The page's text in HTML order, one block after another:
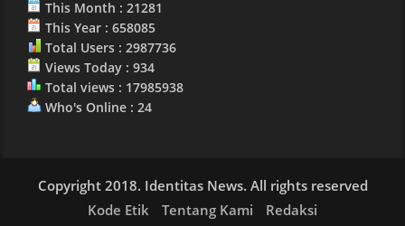
This Month : 21281
This Year : 658085
Total Users : 2987736
Views Today : 934
Total views : 17985938
Who's Online : 24
Copyright 2018. Identitas News. All rights reserved
Kode Etik
Tentang Kami Redaksi